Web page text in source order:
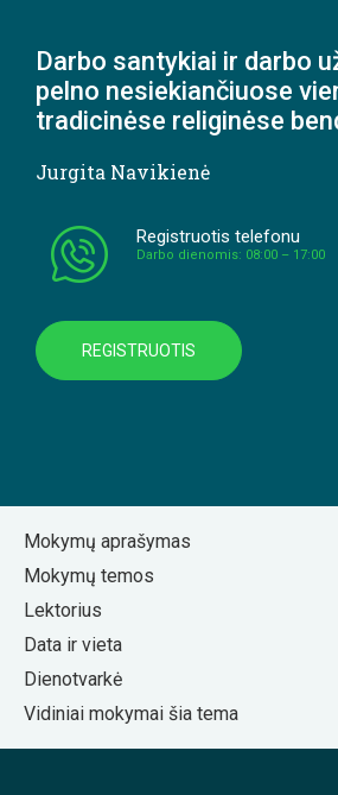
Darbo santykiai ir darbo
pelno nesiekiančiuose
tradicinėse religinėse
Jurgita Navikienė
Registruotis telefonu
Darbo dienomis: 08:00 – 17:00
REGISTRUOTIS
Mokymų aprašymas
Mokymų temos
Lektorius
Data ir vieta
Dienotvarkė
Vidiniai mokymai šia tema